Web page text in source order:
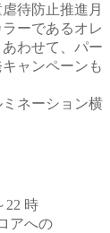
待防止推進月
ーであるオレ
わせて、パー
ャンペーンも
ネーション横
22 時
アへの